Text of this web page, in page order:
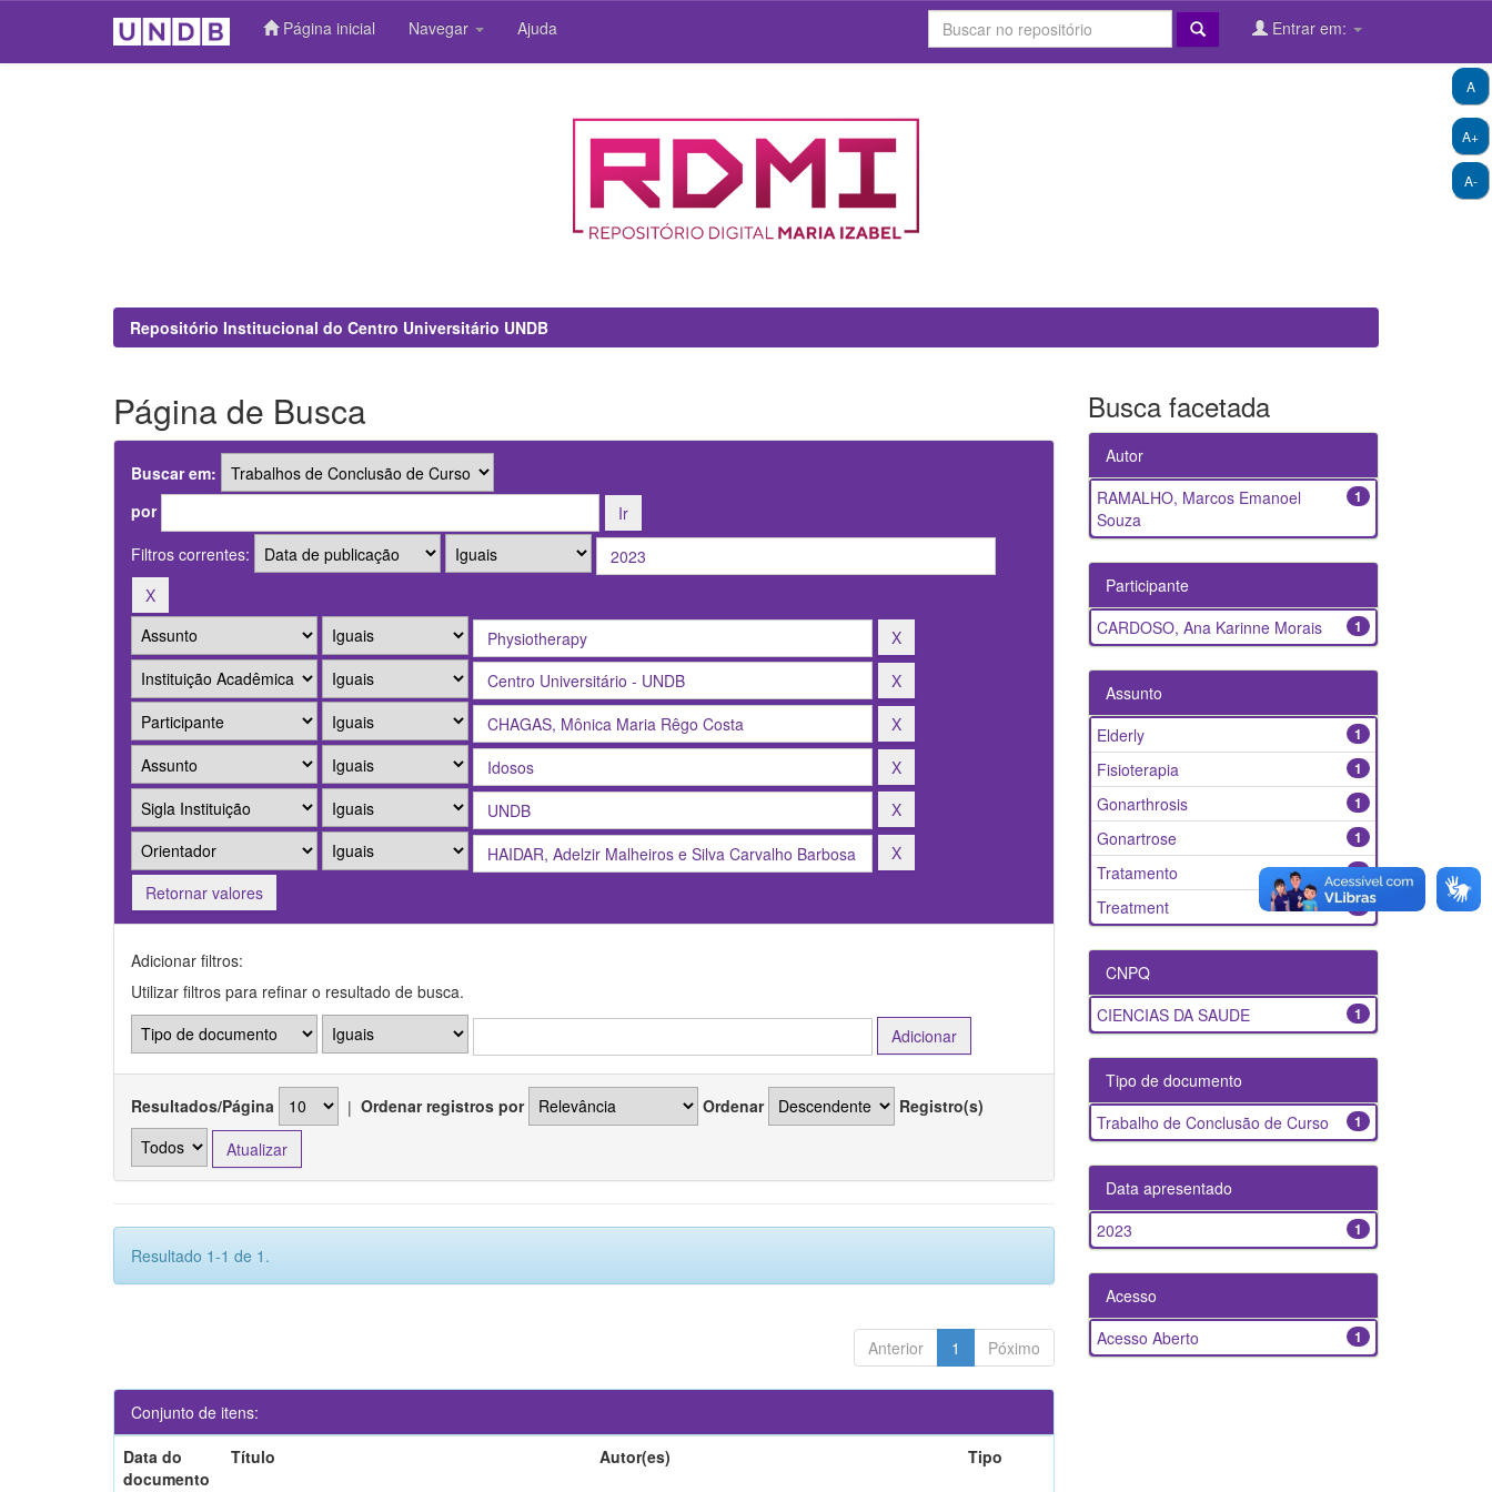
Página inicial Navegar Ajuda Entrar em:
A+
A-
A
Repositório Institucional do Centro Universitário UNDB
Página de Busca
Buscar em:
por
Filtros correntes:
Retornar valores
Adicionar filtros:
Utilizar filtros para refinar o resultado de busca.
Resultados/Página | Ordenar registros por Ordenar Registro(s)
Resultado 1-1 de 1.
Anterior 1 Póximo
Conjunto de itens:
Data do
documento
Título Autor(es) Tipo
Busca facetada
Autor
1
RAMALHO, Marcos Emanoel
Souza
Participante
1
CARDOSO, Ana Karinne Morais
Assunto
1
Elderly
1
Fisioterapia
1
Gonarthrosis
1
Gonartrose
1
Tratamento
1
Treatment
CNPQ
1
CIENCIAS DA SAUDE
Tipo de documento
1
Trabalho de Conclusão de Curso
Data apresentado
1
2023
Acesso
1
Acesso Aberto